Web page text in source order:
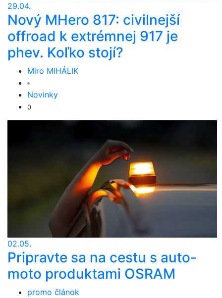
29.04.
Nový MHero 817: civilnejší
offroad k extrémnej 917 je
phev. Koľko stojí?
Miro MIHÁLIK
Novinky
0
02.05.
Pripravte sa na cestu s auto-
moto produktami OSRAM
promo článok